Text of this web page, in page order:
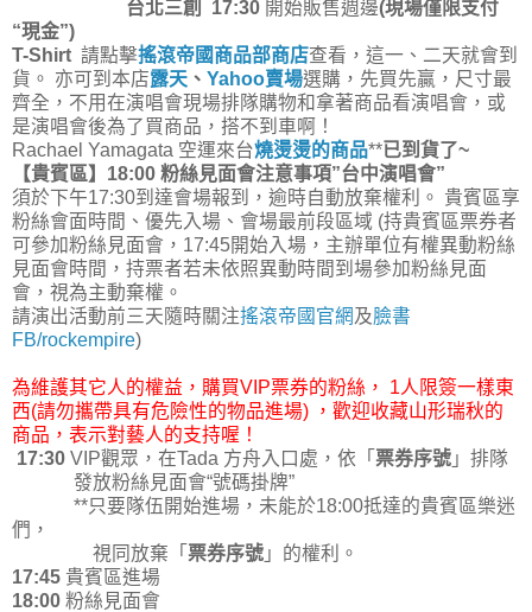
台北三創 17:30 開始販售週邊(現場僅限支付
“現金”)
T-Shirt 請點擊搖滾帝國商品部商店查看，這一、二天就會到
貨。 亦可到本店露天 、 Yahoo賣場選購，先買先贏，尺寸最
齊全，不用在演唱會現場排隊購物和拿著商品看演唱會，或
是演唱會後為了買商品，搭不到車啊！
Rachael Yamagata 空運來台燒燙燙的商品**已到貨了~
【貴賓區】18:00 粉絲見面會注意事項”台中演唱會”
須於下午17:30到達會場報到，逾時自動放棄權利。 貴賓區享
粉絲會面時間、優先入場、會場最前段區域 (持貴賓區票券者
可參加粉絲見面會，17:45開始入場，主辦單位有權異動粉絲
見面會時間，持票者若未依照異動時間到場參加粉絲見面
會，視為主動棄權。
請演出活動前三天隨時關注搖滾帝國官網 及臉書
FB/rockempire)
為維護其它人的權益，購買VIP票券的粉絲， 1人限簽一樣東
西(請勿攜帶具有危險性的物品進場) ，歡迎收藏山形瑞秋的
商品，表示對藝人的支持喔！
17:30 VIP觀眾，在Tada 方舟入口處，依「 票券序號 」排隊
發放粉絲見面會“號碼掛牌”
**只要隊伍開始進場，未能於18:00抵達的貴賓區樂迷
們，
視同放棄「 票券序號 」的權利。
17:45 貴賓區進場
18:00 粉絲見面會